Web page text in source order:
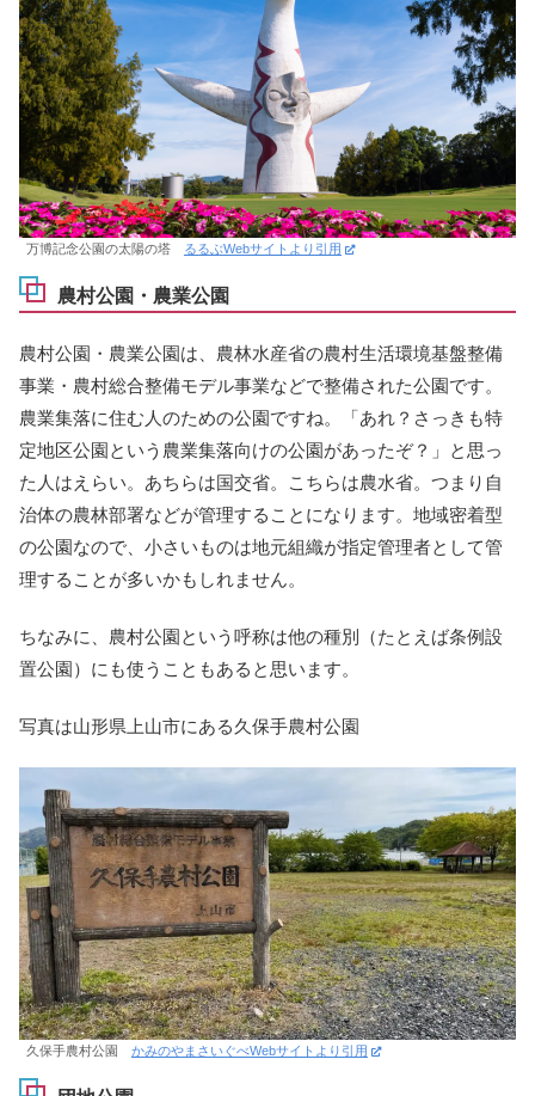
万博記念公園の太陽の塔 るるぶWebサイトより引用
農村公園・農業公園
農村公園・農業公園は、農林水産省の農村生活環境基盤整備
事業・農村総合整備モデル事業などで整備された公園です。
農業集落に住む人のための公園ですね。「あれ？さっきも特
定地区公園という農業集落向けの公園があったぞ？」と思っ
た人はえらい。あちらは国交省。こちらは農水省。つまり自
治体の農林部署などが管理することになります。地域密着型
の公園なので、小さいものは地元組織が指定管理者として管
理することが多いかもしれません。
ちなみに、農村公園という呼称は他の種別（たとえば条例設
置公園）にも使うこともあると思います。
写真は山形県上山市にある久保手農村公園
久保手農村公園 かみのやまさいぐべWebサイトより引用